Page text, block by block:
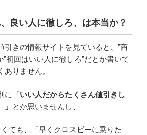
良い人に徹しろ、は本当か？
引きの情報サイトを見ていると、”商
”初回はいい人に徹しろ”だとか書いて
りません。
に
「いい人だからたくさん値引きし
とか思いませんし、
ても、「早くクロスビーに乗りた